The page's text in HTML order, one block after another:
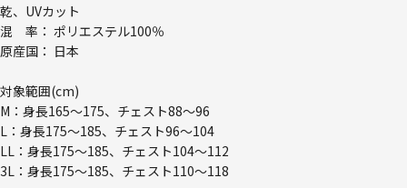
乾、UVカット
混 率： ポリエステル100％
原産国： 日本
対象範囲(cm)
M：身長165～175、チェスト88～96
L：身長175～185、チェスト96～104
LL：身長175～185、チェスト104～112
3L：身長175～185、チェスト110～118